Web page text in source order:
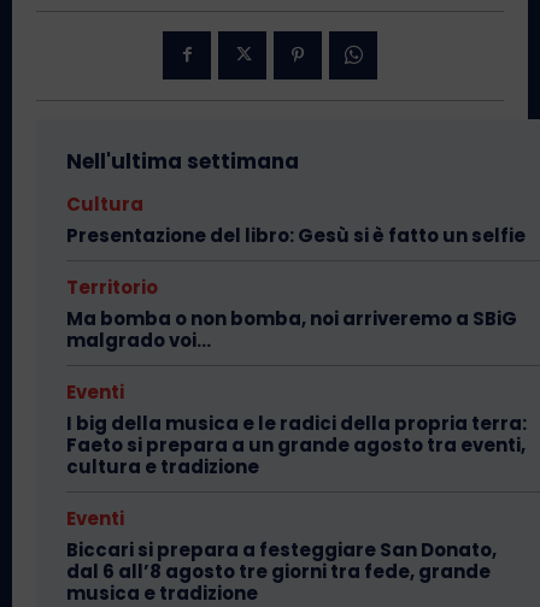
Nell'ultima settimana
Cultura
Presentazione del libro: Gesù si è fatto un selfie
Territorio
Ma bomba o non bomba, noi arriveremo a SBiG
malgrado voi…
Eventi
I big della musica e le radici della propria terra:
Faeto si prepara a un grande agosto tra eventi,
cultura e tradizione
Eventi
Biccari si prepara a festeggiare San Donato,
dal 6 all’8 agosto tre giorni tra fede, grande
musica e tradizione